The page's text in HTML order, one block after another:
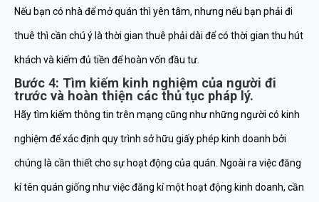
Nếu bạn có nhà để mở quán thì yên tâm, nhưng nếu bạn phải đi
thuê thì cần chú ý là thời gian thuê phải dài để có thời gian thu hút
khách và kiếm đủ tiền để hoàn vốn đầu tư.
Bước 4: Tìm kiếm kinh nghiệm của người đi
trước và hoàn thiện các thủ tục pháp lý.
Hãy tìm kiếm thông tin trên mạng cũng như những người có kinh
nghiệm để xác định quy trình sở hữu giấy phép kinh doanh bởi
chúng là cần thiết cho sự hoạt động của quán. Ngoài ra việc đăng
kí tên quán giống như việc đăng kí một hoạt động kinh doanh, cần